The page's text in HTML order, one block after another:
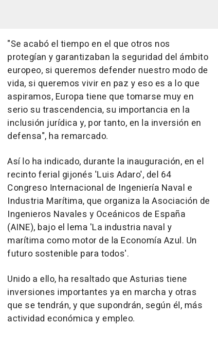
"Se acabó el tiempo en el que otros nos
protegían y garantizaban la seguridad del ámbito
europeo, si queremos defender nuestro modo de
vida, si queremos vivir en paz y eso es a lo que
aspiramos, Europa tiene que tomarse muy en
serio su trascendencia, su importancia en la
inclusión jurídica y, por tanto, en la inversión en
defensa", ha remarcado.
Así lo ha indicado, durante la inauguración, en el
recinto ferial gijonés 'Luis Adaro', del 64
Congreso Internacional de Ingeniería Naval e
Industria Marítima, que organiza la Asociación de
Ingenieros Navales y Oceánicos de España
(AINE), bajo el lema 'La industria naval y
marítima como motor de la Economía Azul. Un
futuro sostenible para todos'.
Unido a ello, ha resaltado que Asturias tiene
inversiones importantes ya en marcha y otras
que se tendrán, y que supondrán, según él, más
actividad económica y empleo.